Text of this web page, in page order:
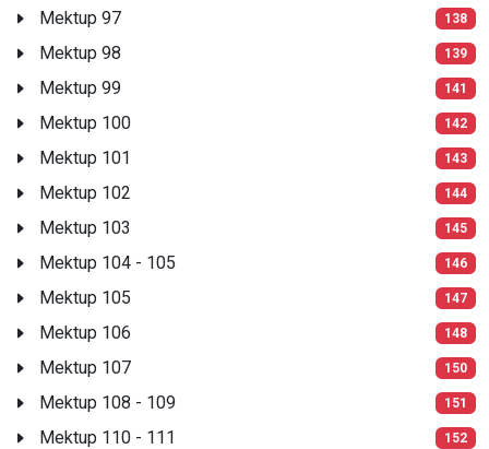
Mektup 97 138
Mektup 98 139
Mektup 99 141
Mektup 100 142
Mektup 101 143
Mektup 102 144
Mektup 103 145
Mektup 104 - 105 146
Mektup 105 147
Mektup 106 148
Mektup 107 150
Mektup 108 - 109 151
Mektup 110 - 111 152